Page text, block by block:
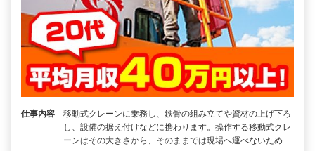
仕事内容
移動式クレーンに乗務し、鉄骨の組み立てや資材の上げ下ろ
し、設備の据え付けなどに携わります。操作する移動式クレ
ーンはその大きさから、そのままでは現場へ運べないため…